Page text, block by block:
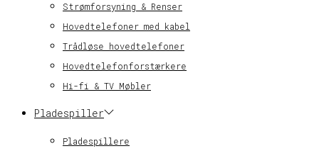
Strømforsyning & Renser
Hovedtelefoner med kabel
Trådløse hovedtelefoner
Hovedtelefonforstærkere
Hi-fi & TV Møbler
Pladespiller
Pladespillere